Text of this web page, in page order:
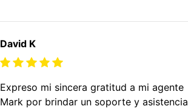
David K
Expreso mi sincera gratitud a mi agente
Mark por brindar un soporte y asistencia